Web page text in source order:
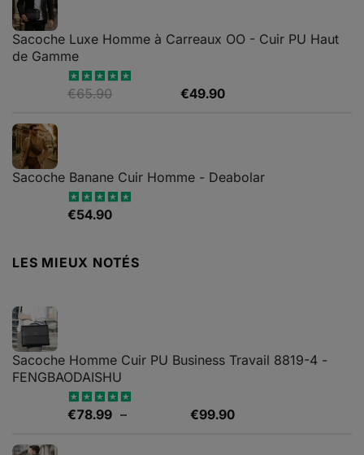
Sacoche Luxe Homme à Carreaux OO - Cuir PU Haut
de Gamme
Note4.82
€65.90 €49.90Le
Sacoche Banane Cuir Homme - Deabolar
Note4.79
€54.90
LES MIEUX NOTÉS
Sacoche Homme Cuir PU Business Travail 8819-4 -
FENGBAODAISHU
Note5.00
€78.99 – €99.90Plage